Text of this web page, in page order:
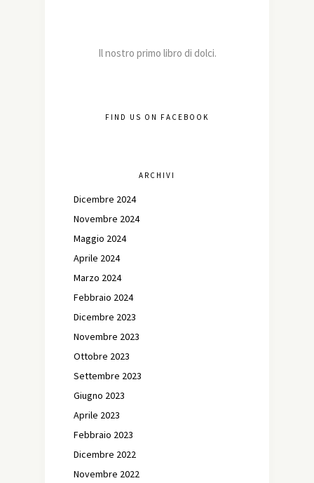
Il nostro primo libro di dolci.
FIND US ON FACEBOOK
ARCHIVI
Dicembre 2024
Novembre 2024
Maggio 2024
Aprile 2024
Marzo 2024
Febbraio 2024
Dicembre 2023
Novembre 2023
Ottobre 2023
Settembre 2023
Giugno 2023
Aprile 2023
Febbraio 2023
Dicembre 2022
Novembre 2022